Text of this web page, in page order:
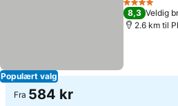
Populært valg
4 Stjerner
8,3 Veldig
2.6 km til
Fra 584 kr